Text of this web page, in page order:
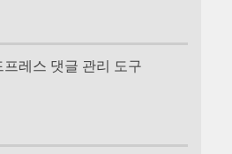
프레스 댓글 관리 도구